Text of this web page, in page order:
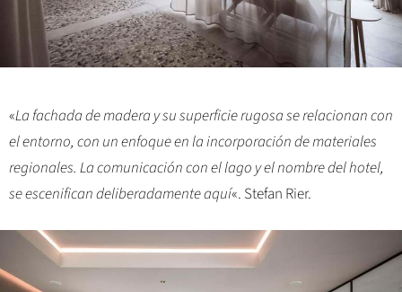
«La fachada de madera y su superficie rugosa se relacionan con
el entorno, con un enfoque en la incorporación de materiales
regionales. La comunicación con el lago y el nombre del hotel,
se escenifican deliberadamente aquí«. Stefan Rier.